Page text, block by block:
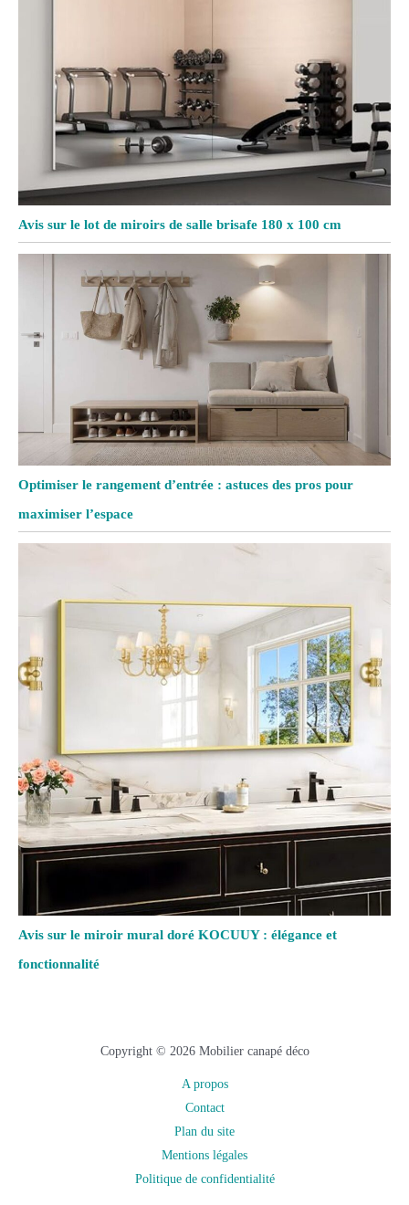
Avis sur le lot de miroirs de salle brisafe 180 x 100 cm
Optimiser le rangement d’entrée : astuces des pros pour
maximiser l’espace
Avis sur le miroir mural doré KOCUUY : élégance et
fonctionnalité
Copyright © 2026 Mobilier canapé déco
A propos
Contact
Plan du site
Mentions légales
Politique de confidentialité